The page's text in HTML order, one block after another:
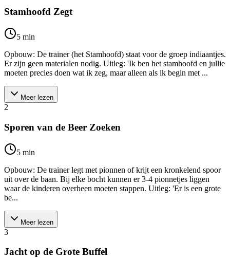
Stamhoofd Zegt
5 min
Opbouw: De trainer (het Stamhoofd) staat voor de groep indiaantjes.
Er zijn geen materialen nodig. Uitleg: 'Ik ben het stamhoofd en jullie
moeten precies doen wat ik zeg, maar alleen als ik begin met ...
Meer lezen
2
Sporen van de Beer Zoeken
5 min
Opbouw: De trainer legt met pionnen of krijt een kronkelend spoor
uit over de baan. Bij elke bocht kunnen er 3-4 pionnetjes liggen
waar de kinderen overheen moeten stappen. Uitleg: 'Er is een grote
be...
Meer lezen
3
Jacht op de Grote Buffel